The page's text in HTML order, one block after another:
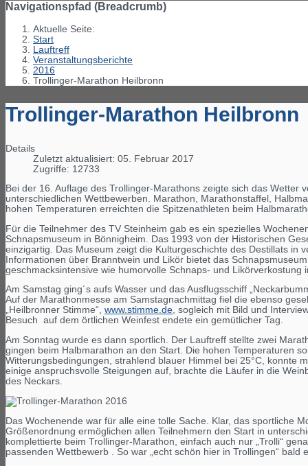
Navigationspfad (Breadcrumb)
Aktuelle Seite:
Start
Lauftreff
Veranstaltungsberichte
2016
Trollinger-Marathon Heilbronn
Trollinger-Marathon Heilbronn
Details
Zuletzt aktualisiert: 05. Februar 2017
Zugriffe: 12733
Bei der 16. Auflage des Trollinger-Marathons zeigte sich das
unterschiedlichen Wettbewerben. Marathon, Marathonstaffel,
hohen Temperaturen erreichten die Spitzenathleten beim
Für die Teilnehmer des TV Steinheim gab es ein spezielles
Schnapsmuseum in Bönnigheim. Das 1993 von der Historischen
einzigartig. Das Museum zeigt die Kulturgeschichte des Destillats in
Informationen über Branntwein und Likör bietet das
geschmacksintensive wie humorvolle Schnaps- und
Am Samstag ging´s aufs Wasser und das Ausflugsschiff
Auf der Marathonmesse am Samstagnachmittag fiel die ebenso
„Heilbronner Stimme“, www.stimme.de, sogleich mit Bild und
Besuch auf dem örtlichen Weinfest endete ein gemütlicher Tag.
Am Sonntag wurde es dann sportlich. Der Lauftreff stellte zwei
gingen beim Halbmarathon an den Start. Die hohen Temperaturen
Witterungsbedingungen, strahlend blauer Himmel bei 25°C, konnte
einige anspruchsvolle Steigungen auf, brachte die Läufer in die
des Neckars.
Das Wochenende war für alle eine tolle Sache. Klar, das sportliche
Größenordnung ermöglichen allen Teilnehmern den Start in
komplettierte beim Trollinger-Marathon, einfach auch nur „Trolli“
passenden Wettbewerb . So war „echt schön hier in Trollingen“ bald